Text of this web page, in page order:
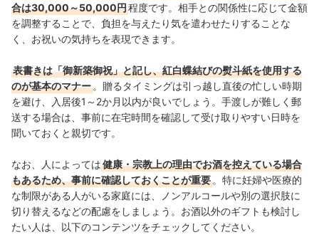
合は30,000～50,000円程度です。相手との関係性に応じて金額
を調整することで、負担を与えたり気を遣わせたりすることな
く、お祝いの気持ちを表現できます。
表書きは「御新築御祝」と記し、紅白蝶結びの熨斗紙を使用する
のが基本のマナー 。贈るタイミングは引っ越し直後の忙しい時期
を避け、入居後1～2か月以内が良いでしょう。手渡しが難しく郵
送する場合は、事前に在宅時間を確認して受け取りやすい日時を
聞いておくと親切です。
なお、人によっては健康・宗教上の理由でお酒を控えている場合
もあるため、事前に確認しておくことが重要 。特に妊婦や医療的
な制限がある人がいる家庭には、ノンアルコールや別の選択肢に
切り替えるなどの配慮をしましょう。お酒以外のギフトも検討し
たい人は、以下のコンテンツをチェックしてください。